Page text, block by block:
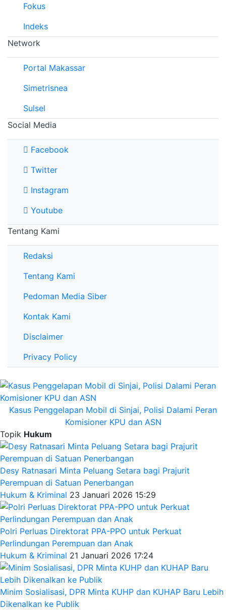
Fokus
Indeks
Network
Portal Makassar
Simetrisnea
Sulsel
Social Media
Facebook
Twitter
Instagram
Youtube
Tentang Kami
Redaksi
Tentang Kami
Pedoman Media Siber
Kontak Kami
Disclaimer
Privacy Policy
Kasus Penggelapan Mobil di Sinjai, Polisi Dalami Peran
Komisioner KPU dan ASN
Topik Hukum
Desy Ratnasari Minta Peluang Setara bagi Prajurit
Perempuan di Satuan Penerbangan
Hukum & Kriminal 23 Januari 2026 15:29
Polri Perluas Direktorat PPA-PPO untuk Perkuat
Perlindungan Perempuan dan Anak
Hukum & Kriminal 21 Januari 2026 17:24
Minim Sosialisasi, DPR Minta KUHP dan KUHAP Baru Lebih
Dikenalkan ke Publik